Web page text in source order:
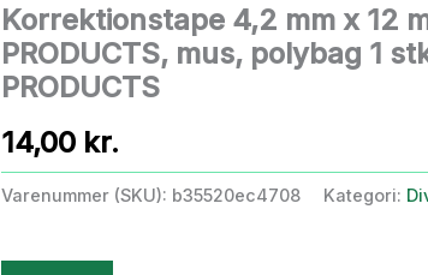
Korrektionstape 4,2 mm x 12
PRODUCTS, mus, polybag 1
PRODUCTS
14,00 kr.
Varenummer (SKU): b35520ec4708 Kategori: